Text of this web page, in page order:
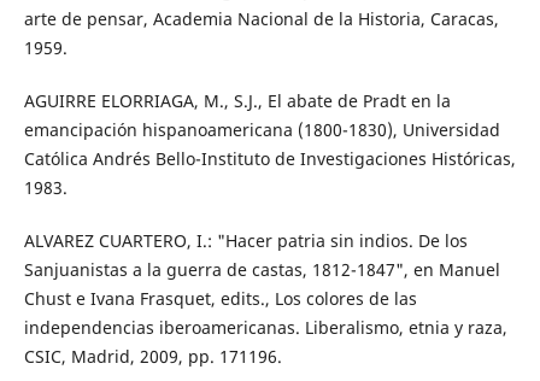
arte de pensar, Academia Nacional de la Historia, Caracas,
1959.
AGUIRRE ELORRIAGA, M., S.J., El abate de Pradt en la
emancipación hispanoamericana (1800-1830), Universidad
Católica Andrés Bello-Instituto de Investigaciones Históricas,
1983.
ALVAREZ CUARTERO, I.: "Hacer patria sin indios. De los
Sanjuanistas a la guerra de castas, 1812-1847", en Manuel
Chust e Ivana Frasquet, edits., Los colores de las
independencias iberoamericanas. Liberalismo, etnia y raza,
CSIC, Madrid, 2009, pp. 171196.